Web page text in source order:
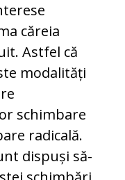
căreia
Astfel că
modalități
schimbare
radicală.
dispuși să-